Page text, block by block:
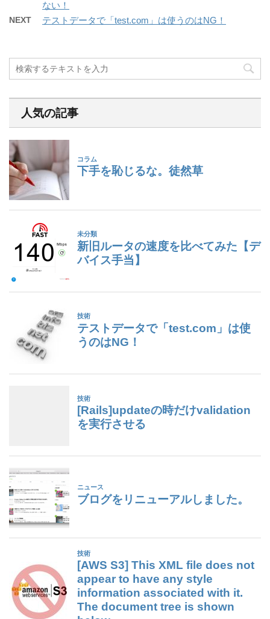
ない！
NEXT テストデータで「test.com」は使うのはNG！
人気の記事